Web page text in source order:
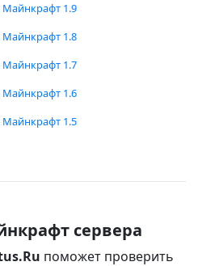
Майнкрафт 1.9
Майнкрафт 1.8
Майнкрафт 1.7
Майнкрафт 1.6
Майнкрафт 1.5
сервера
поможет проверить